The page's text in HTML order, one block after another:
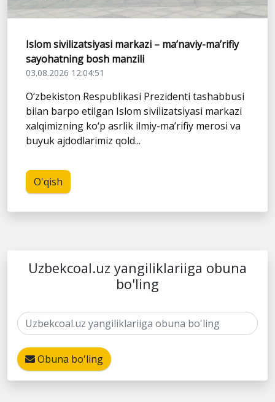
Islom sivilizatsiyasi markazi – ma’naviy-ma’rifiy
sayohatning bosh manzili
03.08.2026 12:04:51
O‘zbekiston Respublikasi Prezidenti tashabbusi
bilan barpo etilgan Islom sivilizatsiyasi markazi
xalqimizning ko‘p asrlik ilmiy-ma’rifiy merosi va
buyuk ajdodlarimiz qold...
O'qish
Uzbekcoal.uz yangiliklariiga obuna
bo'ling
Obuna bo'ling